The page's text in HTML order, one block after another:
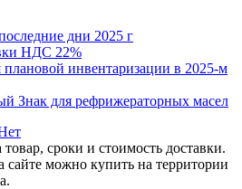
дни 2025 г
НДС 22%
инвентаризации в 2025-м
Знак для рефрижераторных масел
сроки и стоимость доставки.
сайте можно купить на территории